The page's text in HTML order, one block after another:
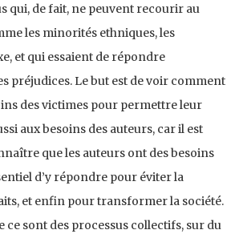
qui, de fait, ne peuvent recourir au
les minorités ethniques, les
et qui essaient de répondre
préjudices. Le but est de voir comment
des victimes pour permettre leur
aux besoins des auteurs, car il est
que les auteurs ont des besoins
d’y répondre pour éviter la
et enfin pour transformer la société.
ce sont des processus collectifs, sur du